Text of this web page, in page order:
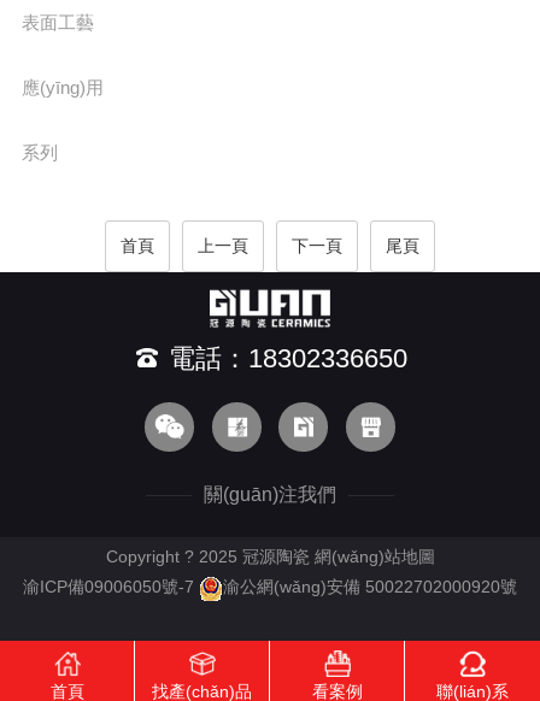
表面工藝
應(yīng)用
系列
首頁 上一頁 下一頁 尾頁
電話：18302336650
關(guān)注我們
Copyright ? 2025 冠源陶瓷 網(wǎng)站地圖
渝ICP備09006050號-7
渝公網(wǎng)安備 50022702000920號
首頁 找產(chǎn)品 看案例 聯(lián)系
RM新时代APP下载